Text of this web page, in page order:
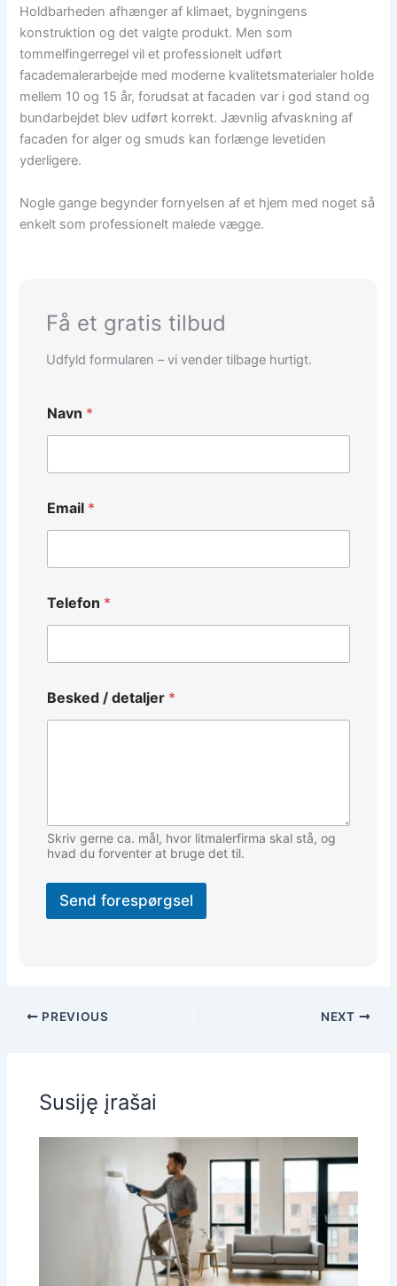
Holdbarheden afhænger af klimaet, bygningens
konstruktion og det valgte produkt. Men som
tommelfingerregel vil et professionelt udført
facademalerarbejde med moderne kvalitetsmaterialer holde
mellem 10 og 15 år, forudsat at facaden var i god stand og
bundarbejdet blev udført korrekt. Jævnlig afvaskning af
facaden for alger og smuds kan forlænge levetiden
yderligere.
Nogle gange begynder fornyelsen af et hjem med noget så
enkelt som professionelt malede vægge.
Få et gratis tilbud
Udfyld formularen – vi vender tilbage hurtigt.
Navn *
Email *
e
l
n
*
T
n
Telefon *
Besked / detaljer *
Skriv gerne ca. mål, hvor litmalerfirma skal stå, og
hvad du forventer at bruge det til.
Send forespørgsel
PREVIOUS NEXT
Susiję įrašai